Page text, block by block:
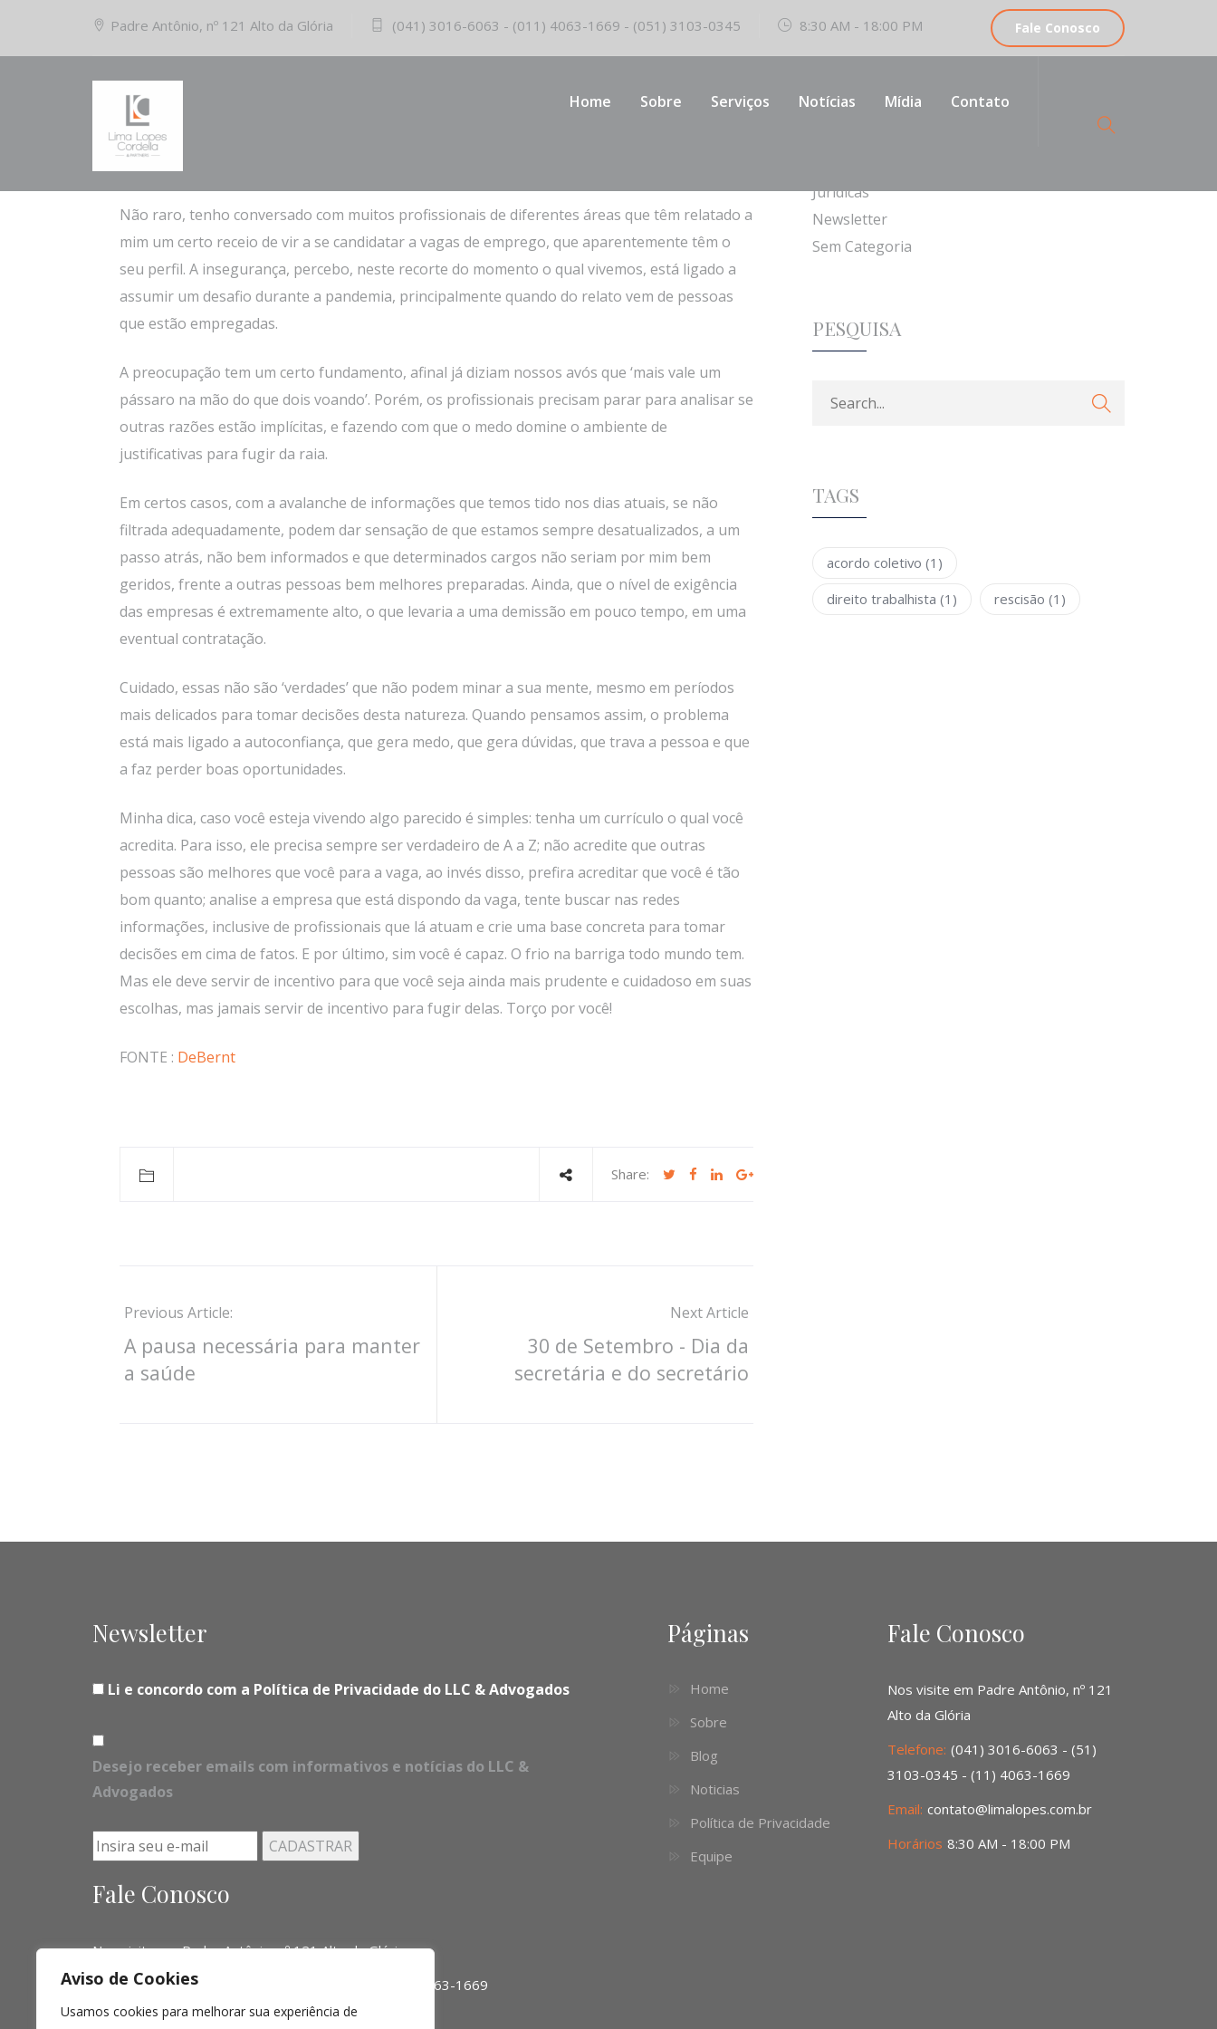
Aviso de Cookies
Usamos cookies para melhorar sua experiência de
Padre Antônio, nº 121 Alto da Glória (041) 3016-6063 - (011) 4063-1669 - (051) 3103-0345 8:30 AM - 18:00 PM Fale Conosco
Home Sobre Serviços Notícias Mídia Contato
Não raro, tenho conversado com muitos profissionais de diferentes áreas que têm relatado a
mim um certo receio de vir a se candidatar a vagas de emprego, que aparentemente têm o
seu perfil. A insegurança, percebo, neste recorte do momento o qual vivemos, está ligado a
assumir um desafio durante a pandemia, principalmente quando do relato vem de pessoas
que estão empregadas.
A preocupação tem um certo fundamento, afinal já diziam nossos avós que ‘mais vale um
pássaro na mão do que dois voando’. Porém, os profissionais precisam parar para analisar se
outras razões estão implícitas, e fazendo com que o medo domine o ambiente de
justificativas para fugir da raia.
Em certos casos, com a avalanche de informações que temos tido nos dias atuais, se não
filtrada adequadamente, podem dar sensação de que estamos sempre desatualizados, a um
passo atrás, não bem informados e que determinados cargos não seriam por mim bem
geridos, frente a outras pessoas bem melhores preparadas. Ainda, que o nível de exigência
das empresas é extremamente alto, o que levaria a uma demissão em pouco tempo, em uma
eventual contratação.
Cuidado, essas não são ‘verdades’ que não podem minar a sua mente, mesmo em períodos
mais delicados para tomar decisões desta natureza. Quando pensamos assim, o problema
está mais ligado a autoconfiança, que gera medo, que gera dúvidas, que trava a pessoa e que
a faz perder boas oportunidades.
Minha dica, caso você esteja vivendo algo parecido é simples: tenha um currículo o qual você
acredita. Para isso, ele precisa sempre ser verdadeiro de A a Z; não acredite que outras
pessoas são melhores que você para a vaga, ao invés disso, prefira acreditar que você é tão
bom quanto; analise a empresa que está dispondo da vaga, tente buscar nas redes
informações, inclusive de profissionais que lá atuam e crie uma base concreta para tomar
decisões em cima de fatos. E por último, sim você é capaz. O frio na barriga todo mundo tem.
Mas ele deve servir de incentivo para que você seja ainda mais prudente e cuidadoso em suas
escolhas, mas jamais servir de incentivo para fugir delas. Torço por você!
FONTE : DeBernt
Share:
Previous Article:
A pausa necessária para manter
a saúde
Next Article
30 de Setembro - Dia da
secretária e do secretário
CATEGORIAS
Jurídicas
Newsletter
Sem Categoria
PESQUISA
TAGS
acordo coletivo (1)
direito trabalhista (1) rescisão (1)
Newsletter
Li e concordo com a Política de Privacidade do LLC & Advogados
Desejo receber emails com informativos e notícias do LLC &
Advogados
Fale Conosco
Nos visite em Padre Antônio, nº 121 Alto da Glória
Telefone: (041) 3016-6063 - (51) 3103-0345 - (11) 4063-1669
Email: contato@limalopes.com.br
Páginas
Home
Sobre
Blog
Noticias
Política de Privacidade
Equipe
Fale Conosco
Nos visite em Padre Antônio, nº 121
Alto da Glória
Telefone: (041) 3016-6063 - (51)
3103-0345 - (11) 4063-1669
Email: contato@limalopes.com.br
Horários 8:30 AM - 18:00 PM